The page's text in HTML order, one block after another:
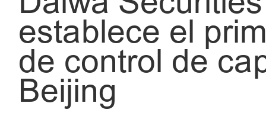
establece el
de control de
Beijing